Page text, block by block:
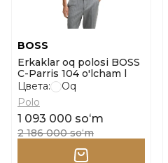
BOSS
Erkaklar oq polosi BOSS
C-Parris 104 o'lcham l
Цвета:
Oq
Polo
1 093 000 soʻm
2 186 000 soʻm